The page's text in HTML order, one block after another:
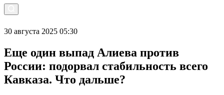
30 августа 2025 05:30
Еще один выпад Алиева против
России: подорвал стабильность всего
Кавказа. Что дальше?